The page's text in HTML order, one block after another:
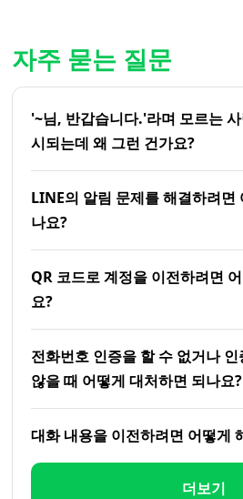
자주 묻는 질문
'~님, 반갑습니다.'라며 모르는
시되는데 왜 그런 건가요?
LINE의 알림 문제를 해결하려면
나요?
QR 코드로 계정을 이전하려면
요?
전화번호 인증을 할 수 없거나
않을 때 어떻게 대처하면 되나요?
대화 내용을 이전하려면 어떻게
더보기